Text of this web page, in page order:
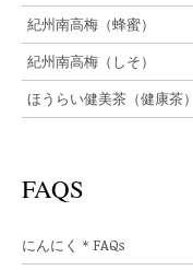
紀州南高梅（蜂蜜）
紀州南高梅（しそ）
ほうらい健美茶（健康茶）
FAQS
にんにく＊FAQs